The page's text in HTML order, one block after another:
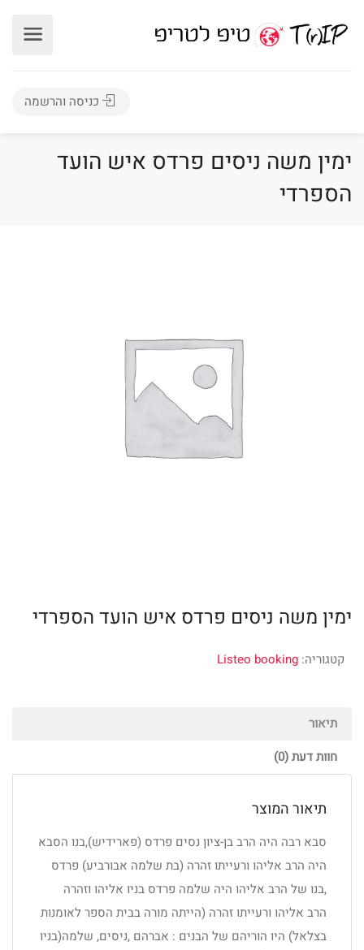
כניסה והרשמה
ימין משה ניסים פרדס איש הועד
הספרדי
ימין משה ניסים פרדס איש הועד הספרדי
קטגוריה: Listeo booking
תיאור
חוות דעת (0)
תיאור המוצר
סבא רבה היה הרב בן-ציון נסים פרדס (פארידיש),בנו הסבא
היה הרב אליהו ורעייתו זהרה (בת שלמה אבורביע) פרדס
,בנו של הרב אליהו היה שלמה פרדס בניו אליהו וזהרה
הרב אליהו ורעייתו זהרה (הייתה מורה בבית הספר לאומנות
בצלאל) היו הוריהם של הבנים : אברהם ,ניסים, שלמה(בניו